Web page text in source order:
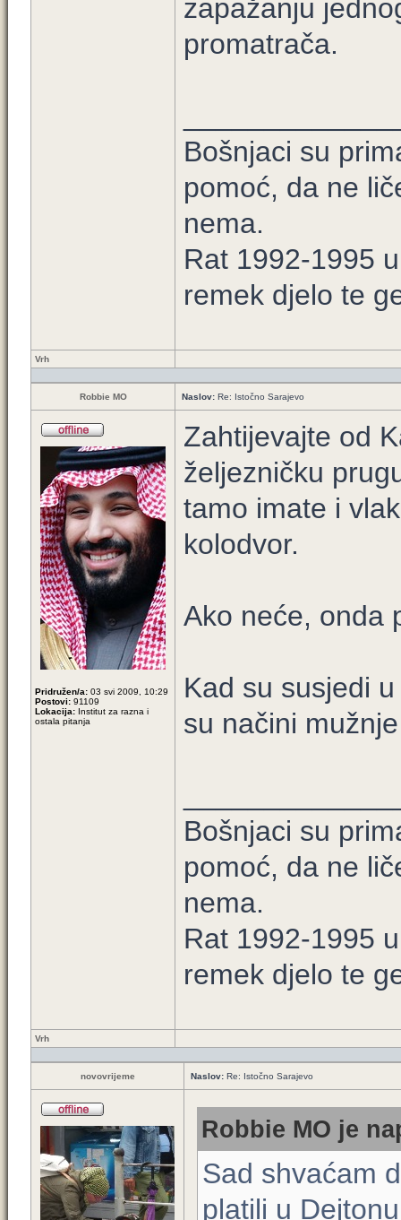
zapažanju
promatrača.
Bošnjaci su
pomoć, da ne
nema.
Rat 1992-1995
remek djelo te
Vrh
Robbie MO Naslov: Re: Istočno Sarajevo
Pridružen/a: 03 svi 2009, 10:29
Postovi: 91109
Lokacija: Institut za razna i
ostala pitanja
Zahtijevajte od
željezničku
tamo imate i
kolodvor.
Ako neće, onda
Kad su susjedi
su načini
Bošnjaci su
pomoć, da ne
nema.
Rat 1992-1995
remek djelo te
Vrh
novovrijeme Naslov: Re: Istočno Sarajevo
Robbie MO je
Sad shvaćam
platili u